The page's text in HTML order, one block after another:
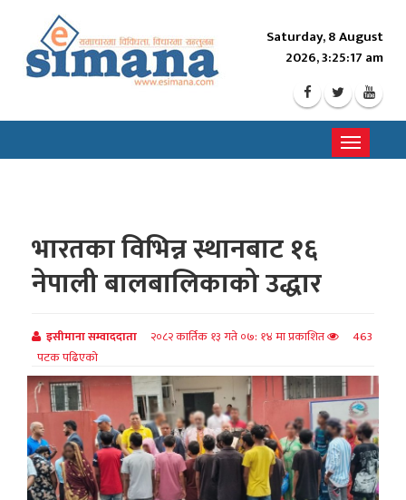
Saturday, 8 August
2026, 3:25:19 am
Toggle
भारतका विभिन्न स्थानबाट १६
नेपाली बालबालिकाको उद्धार
इसीमाना सम्वाददाता २०८२ कार्तिक १३ गते ०७: १४ मा प्रकाशित
463
पटक पढिएको